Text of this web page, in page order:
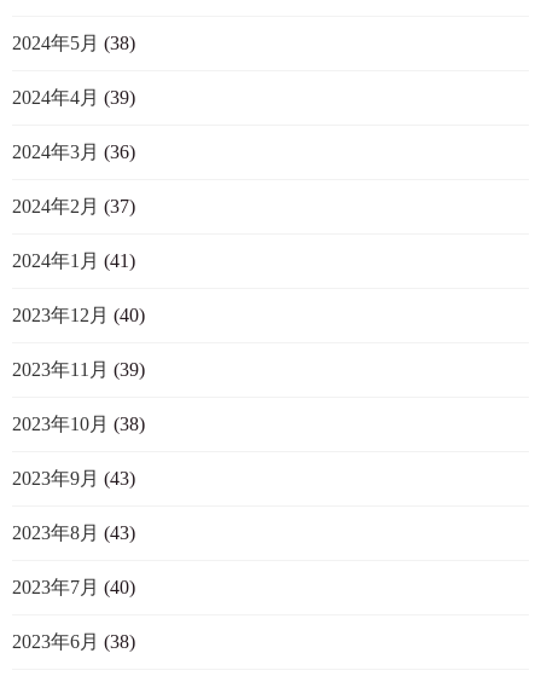
2024年5月 (38)
2024年4月 (39)
2024年3月 (36)
2024年2月 (37)
2024年1月 (41)
2023年12月 (40)
2023年11月 (39)
2023年10月 (38)
2023年9月 (43)
2023年8月 (43)
2023年7月 (40)
2023年6月 (38)